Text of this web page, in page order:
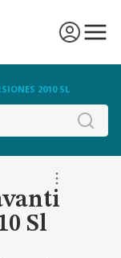
2010 SL
Sl